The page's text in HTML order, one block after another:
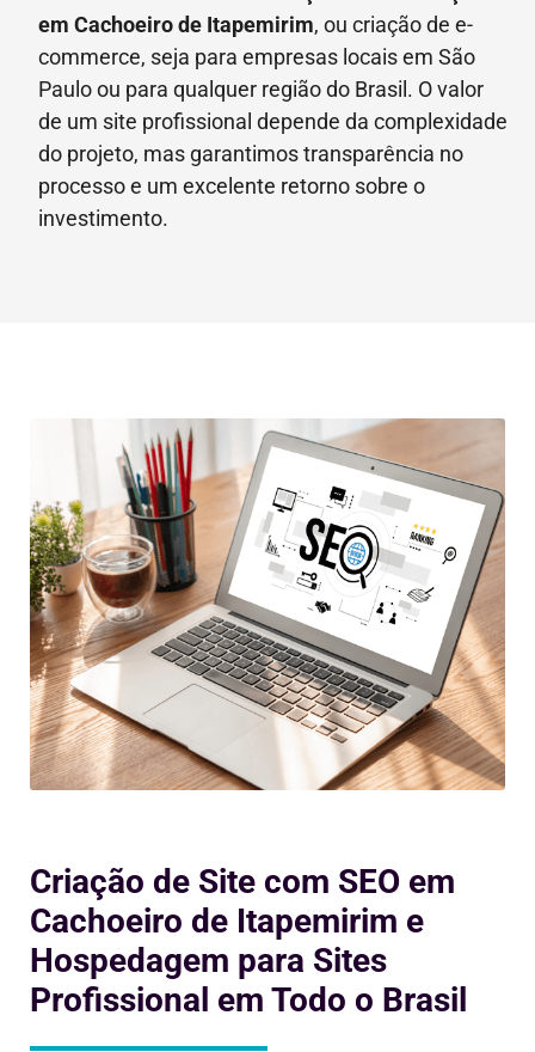
em Cachoeiro de Itapemirim, ou criação de e-
commerce, seja para empresas locais em São
Paulo ou para qualquer região do Brasil. O valor
de um site profissional depende da complexidade
do projeto, mas garantimos transparência no
processo e um excelente retorno sobre o
investimento.
Criação de Site com SEO em
Cachoeiro de Itapemirim e
Hospedagem para Sites
Profissional em Todo o Brasil